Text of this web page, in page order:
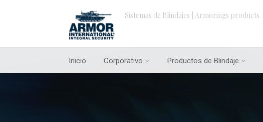
Sistemas de Blindajes | Armorings products
Inicio Corporativo Productos de Blindaje